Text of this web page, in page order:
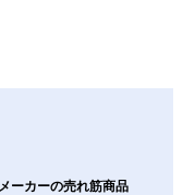
ーカーの売れ筋商品